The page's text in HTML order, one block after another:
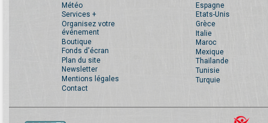
Météo
Services +
Organisez votre
événement
Boutique
Fonds d'écran
Plan du site
Newsletter
Mentions légales
Contact
Espagne
Etats-Unis
Grèce
Italie
Maroc
Mexique
Thaïlande
Tunisie
Turquie